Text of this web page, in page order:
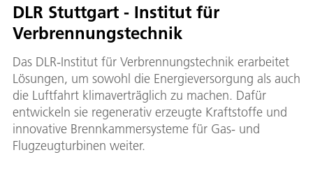
DLR Stuttgart - Institut für
Verbrennungstechnik
Das DLR-Institut für Verbrennungstechnik erarbeitet
Lösungen, um sowohl die Energieversorgung als auch
die Luftfahrt klimaverträglich zu machen. Dafür
entwickeln sie regenerativ erzeugte Kraftstoffe und
innovative Brennkammersysteme für Gas- und
Flugzeugturbinen weiter.